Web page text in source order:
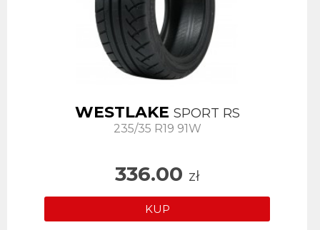
WESTLAKE SPORT RS
235/35 R19 91W
336.00 zł
KUP